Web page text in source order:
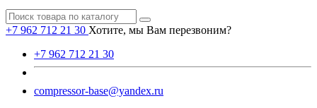
+7 962 712 21 30 Хотите, мы Вам перезвоним?
+7 962 712 21 30
compressor-base@yandex.ru